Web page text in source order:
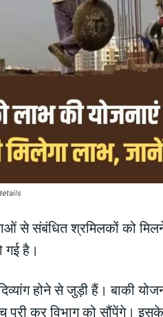
से संबंधित श्रमिलकों को
गई है।
होने से जुड़ी हैं। बाकी
कर विभाग को सौंपेंगे। इसके